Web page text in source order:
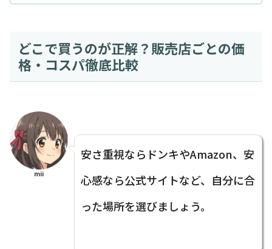
どこで買うのが正解？販売店ごとの価
格・コスパ徹底比較
mii
安さ重視ならドンキやAmazon、安
心感なら公式サイトなど、自分に合
った場所を選びましょう。